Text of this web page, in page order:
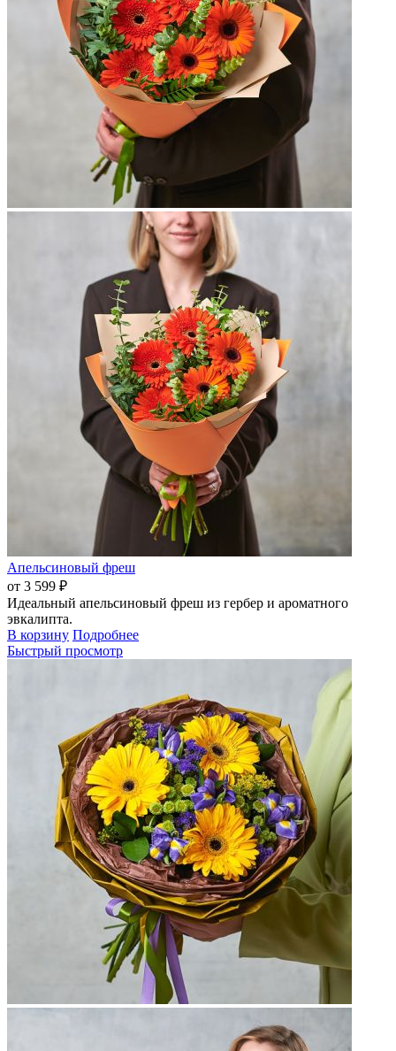
Апельсиновый фреш
от 3 599 ₽
Идеальный апельсиновый фреш из гербер и ароматного
эвкалипта.
В корзину Подробнее
Быстрый просмотр